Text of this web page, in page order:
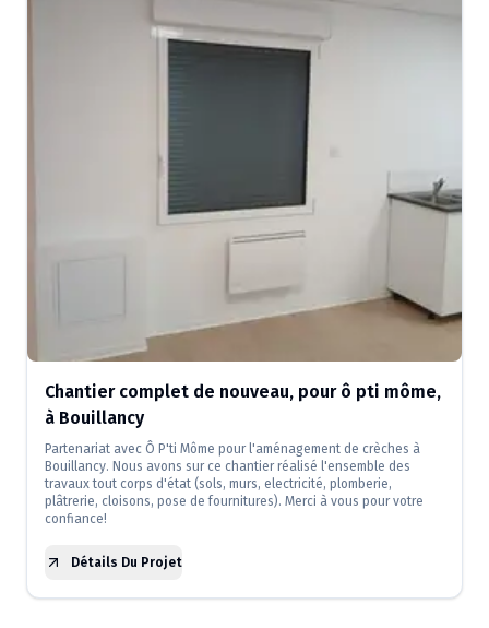
Chantier complet de nouveau, pour ô pti môme,
à Bouillancy
Partenariat avec Ô P'ti Môme pour l'aménagement de crèches à
Bouillancy. Nous avons sur ce chantier réalisé l'ensemble des
travaux tout corps d'état (sols, murs, electricité, plomberie,
plâtrerie, cloisons, pose de fournitures). Merci à vous pour votre
confiance!
Détails Du Projet